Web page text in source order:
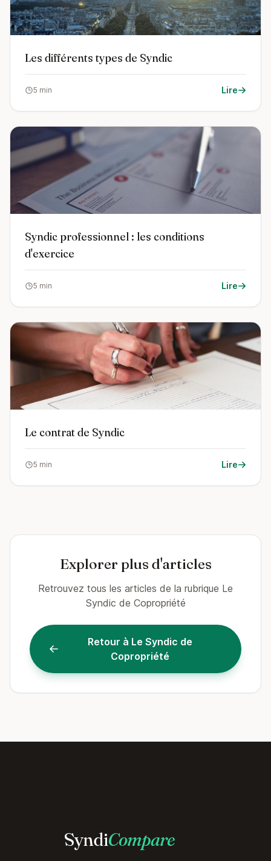
Les différents types de Syndic
5 min Lire
Syndic professionnel : les conditions
d'exercice
5 min Lire
Le contrat de Syndic
5 min Lire
Explorer plus d'articles
Retrouvez tous les articles de la rubrique Le
Syndic de Copropriété
Retour à Le Syndic de
Copropriété
SyndiCompare